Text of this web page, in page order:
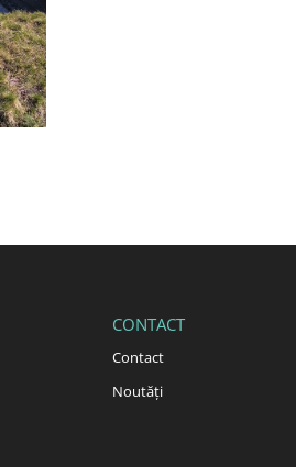
CONTACT
Contact
Noutăți